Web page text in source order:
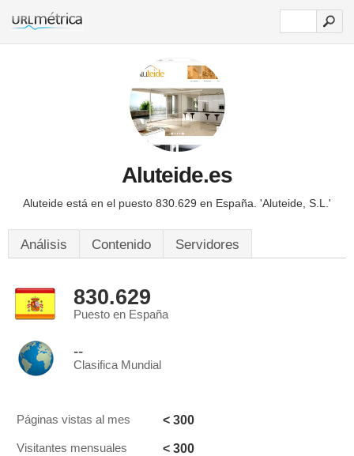
Aluteide.es
Aluteide está en el puesto 830.629 en España. 'Aluteide, S.L.'
Análisis Contenido Servidores
830.629
Puesto en España
--
Clasifica Mundial
Páginas vistas al mes < 300
Visitantes mensuales < 300